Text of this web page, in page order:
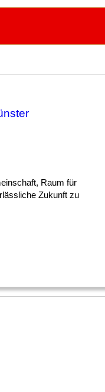
Raum für
Zukunft zu